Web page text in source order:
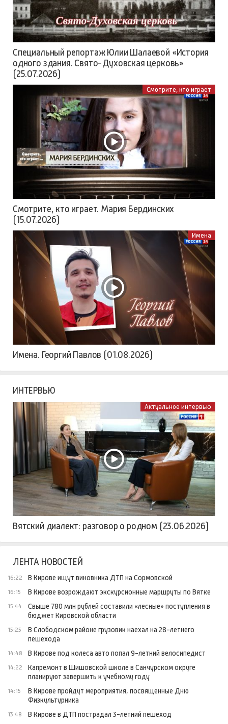
Специальный репортаж Юлии Шалаевой «История
одного здания. Свято-Духовская церковь»
(25.07.2026)
Смотрите, кто играет
Смотрите, кто играет. Мария Бердинских
(15.07.2026)
Имена
Имена. Георгий Павлов (01.08.2026)
ИНТЕРВЬЮ
Актуальное интервью
Вятский диалект: разговор о родном (23.06.2026)
ЛЕНТА НОВОСТЕЙ
16:22 В Кирове ищут виновника ДТП на Сормовской
16:15 В Кирове возрождают экскурсионные маршруты по Вятке
15:44
Свыше 780 млн рублей составили «лесные» поступления в
бюджет Кировской области
15:25
В Слободском районе грузовик наехал на 28-летнего
пешехода
14:48 В Кирове под колеса авто попал 9-летний велосипедист
14:22
Капремонт в Шишовской школе в Санчурском округе
планируют завершить к учебному году
14:15
В Кирове пройдут мероприятия, посвященные Дню
Физкультурника
13:48 В Кирове в ДТП пострадал 3-летний пешеход